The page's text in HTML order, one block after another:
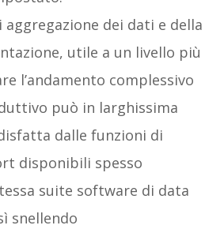
aggregazione dei dati e della
utile a un livello più
l’andamento complessivo
può in larghissima
dalle funzioni di
disponibili spesso
suite software di data
snellendo